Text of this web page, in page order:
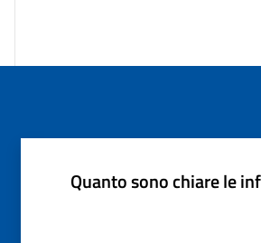
Quanto sono chiare le